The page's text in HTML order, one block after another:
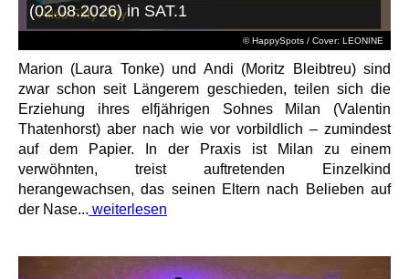
© HappySpots / Cover: LEONINE
(02.08.2026) in SAT.1
Marion (Laura Tonke) und Andi (Moritz Bleibtreu) sind
zwar schon seit Längerem geschieden, teilen sich die
Erziehung ihres elfjährigen Sohnes Milan (Valentin
Thatenhorst) aber nach wie vor vorbildlich – zumindest
auf dem Papier. In der Praxis ist Milan zu einem
verwöhnten, treist auftretenden Einzelkind
herangewachsen, das seinen Eltern nach Belieben auf
der Nase... weiterlesen